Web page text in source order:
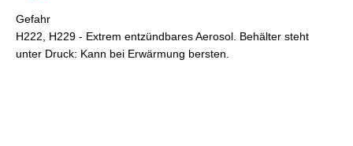
Gefahr
H222, H229 - Extrem entzündbares Aerosol. Behälter steht
unter Druck: Kann bei Erwärmung bersten.